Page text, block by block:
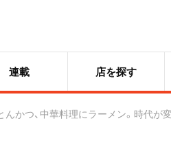
連載 店を探す
んかつ、中華料理にラーメン。時代